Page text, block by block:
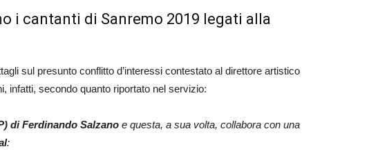
i cantanti di Sanremo 2019 legati alla
sul presunto conflitto d’interessi contestato al direttore artistico
infatti, secondo quanto riportato nel servizio:
di Ferdinando Salzano e questa, a sua volta, collabora con una
: